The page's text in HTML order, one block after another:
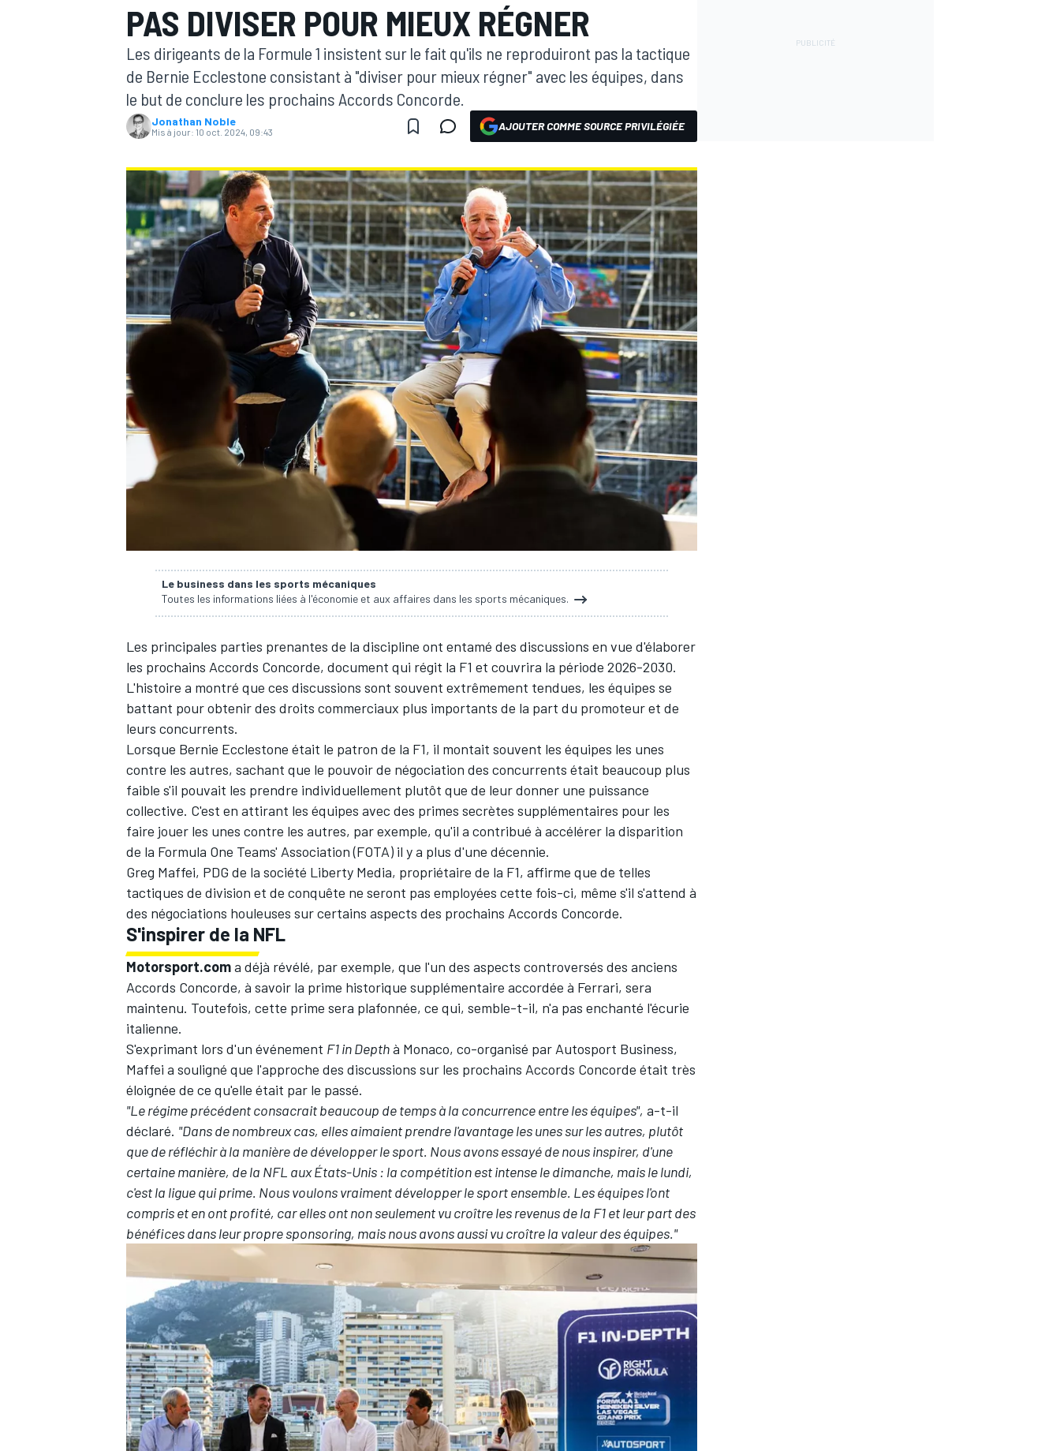
MOTOGP
WRC
PAS DIVISER POUR MIEUX RÉGNER
Les dirigeants de la Formule 1 insistent sur le fait qu'ils ne reproduiront pas la tactique
de Bernie Ecclestone consistant à "diviser pour mieux régner" avec les équipes, dans
le but de conclure les prochains Accords Concorde.
Jonathan Noble
Mis à jour: 10 oct. 2024, 09:43 AJOUTER COMME SOURCE PRIVILÉGIÉE
Le business dans les sports mécaniques
Toutes les informations liées à l'économie et aux affaires dans les sports mécaniques.
Les principales parties prenantes de la discipline ont entamé des discussions en vue d'élaborer
les prochains Accords Concorde, document qui régit la F1 et couvrira la période 2026-2030.
L'histoire a montré que ces discussions sont souvent extrêmement tendues, les équipes se
battant pour obtenir des droits commerciaux plus importants de la part du promoteur et de
leurs concurrents.
Lorsque Bernie Ecclestone était le patron de la F1, il montait souvent les équipes les unes
contre les autres, sachant que le pouvoir de négociation des concurrents était beaucoup plus
faible s'il pouvait les prendre individuellement plutôt que de leur donner une puissance
collective. C'est en attirant les équipes avec des primes secrètes supplémentaires pour les
faire jouer les unes contre les autres, par exemple, qu'il a contribué à accélérer la disparition
de la Formula One Teams' Association (FOTA) il y a plus d'une décennie.
Greg Maffei, PDG de la société Liberty Media, propriétaire de la F1, affirme que de telles
tactiques de division et de conquête ne seront pas employées cette fois-ci, même s'il s'attend à
des négociations houleuses sur certains aspects des prochains Accords Concorde.
S'inspirer de la NFL
Motorsport.coma déjà révélé, par exemple, que l'un des aspects controversés des anciens
Accords Concorde, à savoir la prime historique supplémentaire accordée à Ferrari, sera
maintenu. Toutefois, cette prime sera plafonnée, ce qui, semble-t-il, n'a pas enchanté l'écurie
italienne.
S'exprimant lors d'un événement F1 in Depthà Monaco, co-organisé par Autosport Business,
Maffei a souligné que l'approche des discussions sur les prochains Accords Concorde était très
éloignée de ce qu'elle était par le passé.
"Le régime précédent consacrait beaucoup de temps à la concurrence entre les équipes", a-t-il
déclaré. "Dans de nombreux cas, elles aimaient prendre l'avantage les unes sur les autres, plutôt
que de réfléchir à la manière de développer le sport. Nous avons essayé de nous inspirer, d'une
certaine manière, de la NFL aux États-Unis : la compétition est intense le dimanche, mais le lundi,
c'est la ligue qui prime. Nous voulons vraiment développer le sport ensemble. Les équipes l'ont
compris et en ont profité, car elles ont non seulement vu croître les revenus de la F1 et leur part des
bénéfices dans leur propre sponsoring, mais nous avons aussi vu croître la valeur des équipes."